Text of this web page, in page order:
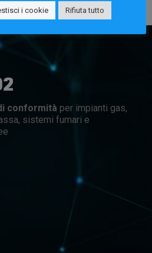
conformità per impianti gas,
sistemi fumari e
i cookie Rifiuta tutto